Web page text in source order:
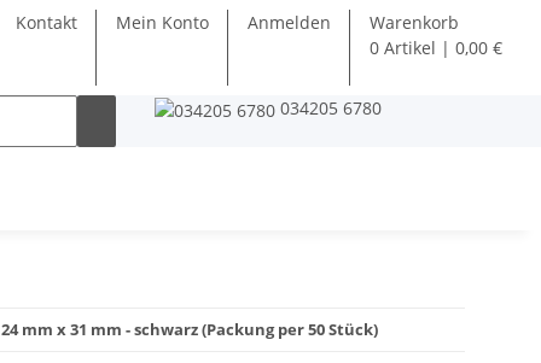
Kontakt Mein Konto Anmelden
Warenkorb
0 Artikel | 0,00 €
034205 6780
mm x 31 mm - schwarz (Packung per 50 Stück)